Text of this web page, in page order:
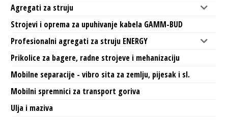
Agregati za struju
Strojevi i oprema za upuhivanje kabela GAMM-BUD
Profesionalni agregati za struju ENERGY
Prikolice za bagere, radne strojeve i mehanizaciju
Mobilne separacije - vibro sita za zemlju, pijesak i sl.
Mobilni spremnici za transport goriva
Ulja i maziva